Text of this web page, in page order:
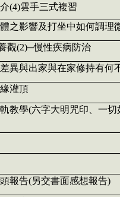
(4)雲手三式複習
之影響及打坐中如何調理
觀(2)─慢性疾病防治
異與出家與在家修持有何
灌頂
教學(六字大明咒印、一
報告(另交書面感想報告)